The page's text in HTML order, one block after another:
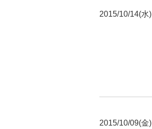
2015/10/14(水)
2015/10/09(金)